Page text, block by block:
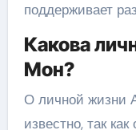
поддерживает
Какова
Мон?
О личной жизни
известно, так